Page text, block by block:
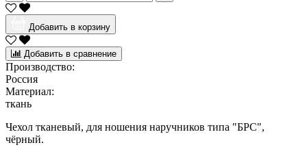
Добавить в корзину
Добавить в сравнение
Производство:
Россия
Материал:
ткань
Чехол тканевый, для ношения наручников типа "БРС",
чёрный.